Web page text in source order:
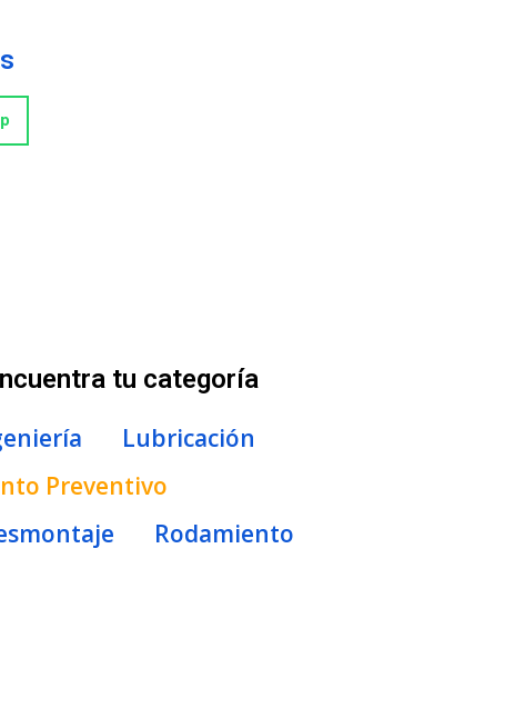
tu categoría
Lubricación
Preventivo
Rodamiento